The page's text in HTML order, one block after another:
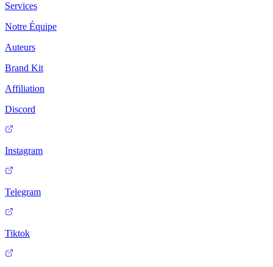
Services
Notre Équipe
Auteurs
Brand Kit
Affiliation
Discord
Instagram
Telegram
Tiktok